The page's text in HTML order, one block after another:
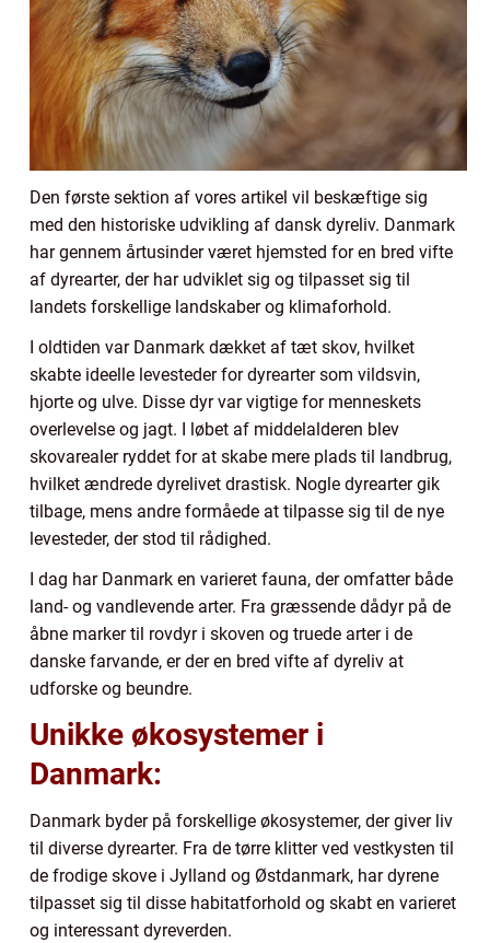
Den første sektion af vores artikel vil beskæftige sig
med den historiske udvikling af dansk dyreliv. Danmark
har gennem årtusinder været hjemsted for en bred vifte
af dyrearter, der har udviklet sig og tilpasset sig til
landets forskellige landskaber og klimaforhold.
I oldtiden var Danmark dækket af tæt skov, hvilket
skabte ideelle levesteder for dyrearter som vildsvin,
hjorte og ulve. Disse dyr var vigtige for menneskets
overlevelse og jagt. I løbet af middelalderen blev
skovarealer ryddet for at skabe mere plads til landbrug,
hvilket ændrede dyrelivet drastisk. Nogle dyrearter gik
tilbage, mens andre formåede at tilpasse sig til de nye
levesteder, der stod til rådighed.
I dag har Danmark en varieret fauna, der omfatter både
land- og vandlevende arter. Fra græssende dådyr på de
åbne marker til rovdyr i skoven og truede arter i de
danske farvande, er der en bred vifte af dyreliv at
udforske og beundre.
Unikke økosystemer i
Danmark:
Danmark byder på forskellige økosystemer, der giver liv
til diverse dyrearter. Fra de tørre klitter ved vestkysten til
de frodige skove i Jylland og Østdanmark, har dyrene
tilpasset sig til disse habitatforhold og skabt en varieret
og interessant dyreverden.